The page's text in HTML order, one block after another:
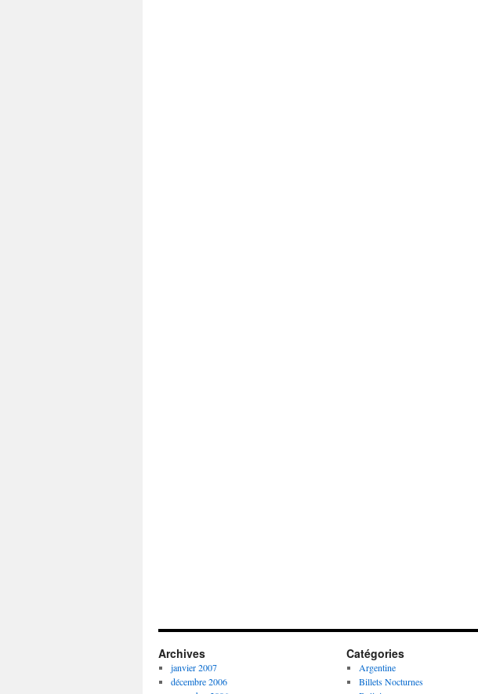
Archives
janvier 2007
décembre 2006
Catégories
Argentine
Billets Nocturnes